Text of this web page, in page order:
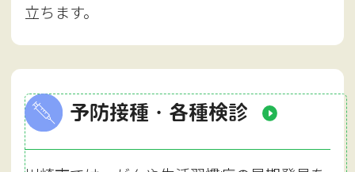
立ちます。
予防接種・各種検診